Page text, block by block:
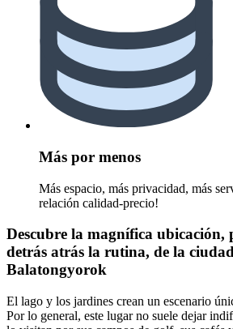
Más por menos
Más espacio, más privacidad, más
relación calidad-precio!
Descubre la magnífica ubicación,
detrás atrás la rutina, de la
Balatongyorok
El lago y los jardines crean un escenario
Por lo general, este lugar no suele dejar